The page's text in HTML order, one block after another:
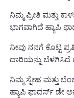
ನಿಮ್ಮ ಪ್ರೀತಿ ಮತ್ತು
ಭಾಗವಾಗಿದೆ ಹ್ಯಾಪಿ
ನೀವು ನನಗೆ ಕೊಟ್ಟ
ದಾರಿಯನ್ನು ಬೆಳಗಿಸಿದೆ
ನಿಮ್ಮ ಸ್ನೇಹ ಮತ್ತು
ಹ್ಯಾಪಿ ಫಾದರ್ಸ್ ಡೇ